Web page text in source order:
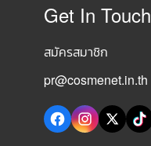
Get In Touch
สมัครสมาชิก
pr@cosmenet.in.th